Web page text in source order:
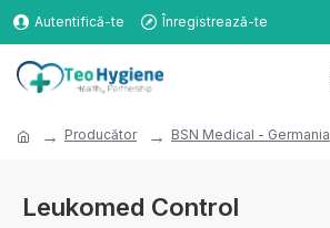
Autentifică-te Înregistrează-te
Producător BSN Medical - Germania
Leukomed Control